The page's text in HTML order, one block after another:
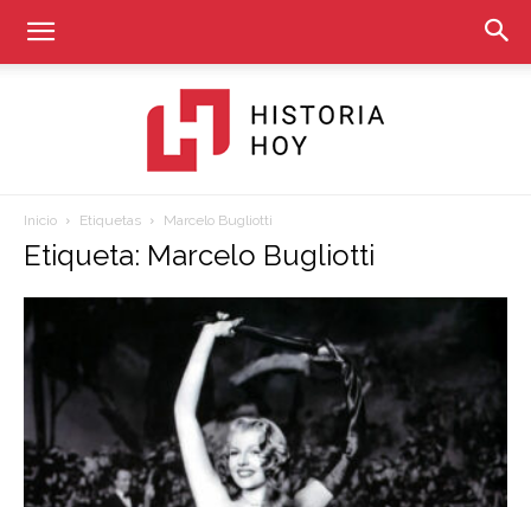
Historia
Hoy
Inicio Etiquetas Marcelo Bugliotti
Etiqueta: Marcelo Bugliotti